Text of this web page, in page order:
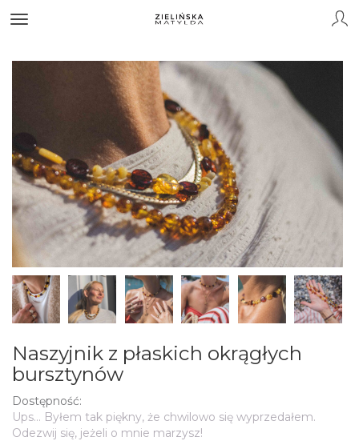
Naszyjnik z płaskich okrągłych
bursztynów
Dostępność:
Ups... Byłem tak piękny, że chwilowo się wyprzedałem.
Odezwij się, jeżeli o mnie marzysz!